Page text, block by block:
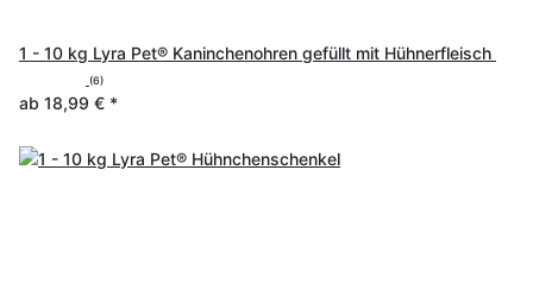
1 - 10 kg Lyra Pet® Kaninchenohren gefüllt mit Hühnerfleisch
(6)
ab 18,99 € *